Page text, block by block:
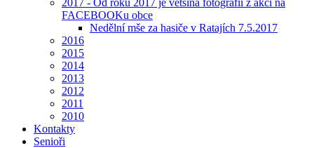
2017 - Od roku 2017 je většina fotografií z akcí na
FACEBOOKu obce
Nedělní mše za hasiče v Ratajích 7.5.2017
2016
2015
2014
2013
2012
2011
2010
Kontakty
Senioři